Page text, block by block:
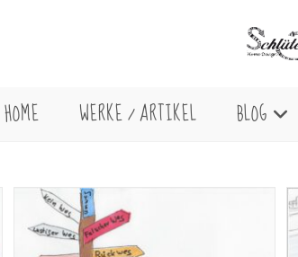
HOME WERKE / ARTIKEL BLOG